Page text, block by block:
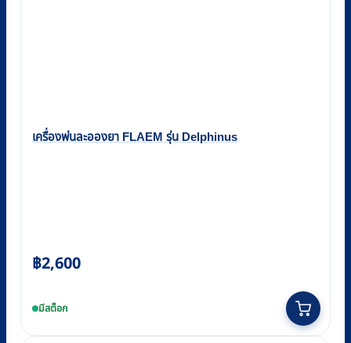
เครื่องพ่นละอองยา FLAEM รุ่น Delphinus
฿2,600
มีสต็อก